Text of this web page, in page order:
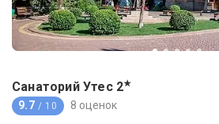
Санаторий Утес 2★
9.7 / 10 8 оценок